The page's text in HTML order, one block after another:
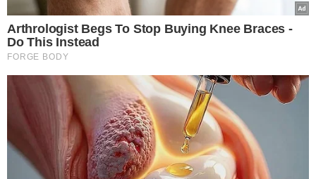
VEJA TAMBÉM
CONFIRA!